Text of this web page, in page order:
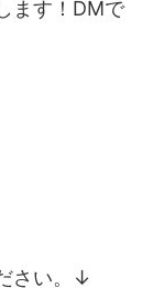
ます！DMで
さい。↓